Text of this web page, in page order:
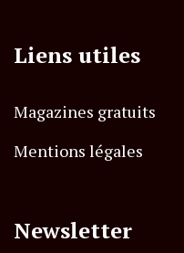
Liens utiles
Magazines gratuits
Mentions légales
Newsletter